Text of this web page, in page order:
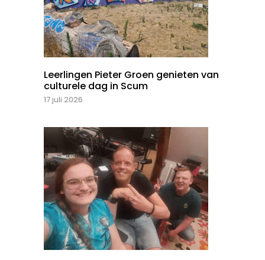
Leerlingen Pieter Groen genieten van
culturele dag in Scum
17 juli 2026